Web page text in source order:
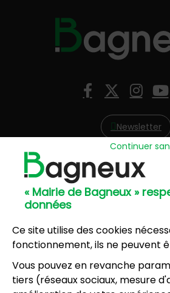
« Mairie de Bagneux »
données
Ce site utilise des cookies
fonctionnement, ils ne peuvent
Vous pouvez en revanche
tiers (réseaux sociaux, mesure
Continuer
Facebook
X
Newsletter
Hôtel de Ville
57, avenue Henri Ravera -
01 42 31 60
8, résidence du Port Galand -
01 45 47 62
NOUS